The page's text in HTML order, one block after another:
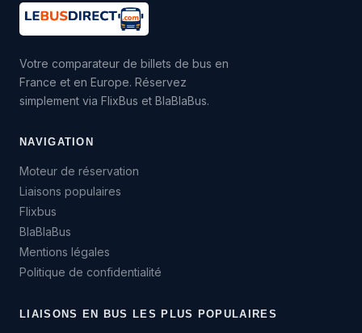
Votre comparateur de billets de bus en
France et en Europe. Réservez
simplement via FlixBus et BlaBlaBus.
NAVIGATION
Moteur de réservation
Liaisons populaires
Flixbus
BlaBlaBus
Mentions légales
Politique de confidentialité
LIAISONS EN BUS LES PLUS POPULAIRES